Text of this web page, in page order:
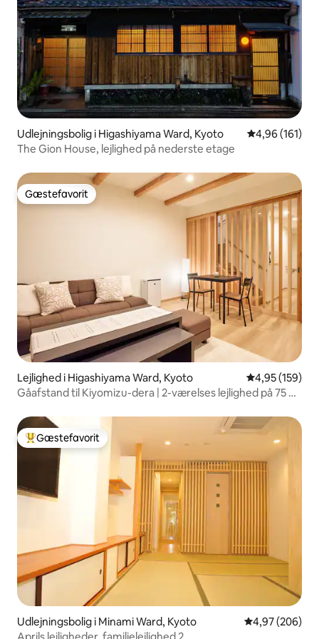
Udlejningsbolig i Higashiyama Ward, Kyoto 4,96 ud af 5 i
4,96 (161)
The Gion House, lejlighed på nederste etage
Gæstefavorit
Gæstefavorit
Lejlighed i Higashiyama Ward, Kyoto 4,95 ud af 5 i
4,95 (159)
Gåafstand til Kiyomizu-dera | 2-værelses lejlighed på 75 m²
stationen | Direkte busforbindelse til Kyoto-stationen
Bedste gæstefavorit
Gæstefavorit
Udlejningsbolig i Minami Ward, Kyoto 4,97 ud af 5 i
4,97 (206)